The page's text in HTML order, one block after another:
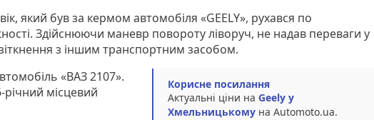
який був за кермом автомобіля «GEELY», рухався по
Здійснюючи маневр повороту ліворуч, не надав переваги у
зіткнення з іншим транспортним засобом.
Корисне посилання
Актуальні ціни на Geely у
Хмельницькомуна Automoto.ua.
«ВАЗ 2107».
місцевий